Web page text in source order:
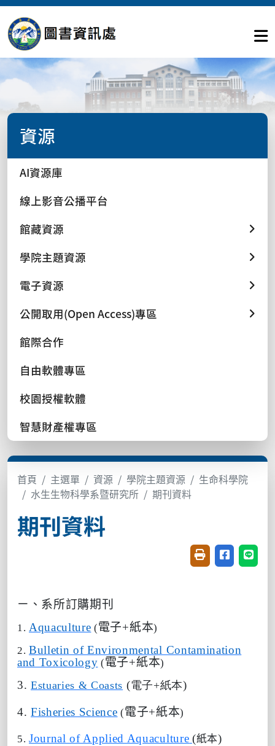
資源
AI資源庫
線上影音公播平台
館藏資源
學院主題資源
電子資源
公開取用(Open Access)專區
館際合作
自由軟體專區
校園授權軟體
智慧財產權專區
首頁 主選單 資源 學院主題資源
生命科學院
水生生物科學系暨研究所
期刊資料
期刊資料
友善列印(開新視
分享至臉書
分享
ㄧ、系所訂購期刊
1.Aquaculture (電子+紙本)
2.Bulletin of Environmental Contamination
and Toxicology (電子+紙本)
3.Estuaries & Coasts (電子+紙本)
4.Fisheries Science (電子+紙本)
5.Journal of Applied Aquaculture (紙本)